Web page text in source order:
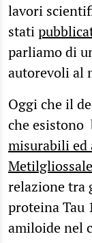
lavori
stati
parliamo di
autorevoli al
Oggi che il
che esistono
misurabili ed
Metilgliossale
relazione tra
proteina Tau
amiloide nel